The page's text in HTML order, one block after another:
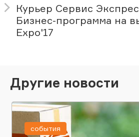
Курьер Сервис
Бизнес-программа на
Expo'17
Другие новости
события